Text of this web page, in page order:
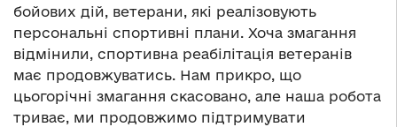
бойових дій, ветерани, які реалізовують
персональні спортивні плани. Хоча змагання
відмінили, спортивна реабілітація ветеранів
має продовжуватись. Нам прикро, що
цьогорічні змагання скасовано, але наша робота
триває, ми продовжимо підтримувати